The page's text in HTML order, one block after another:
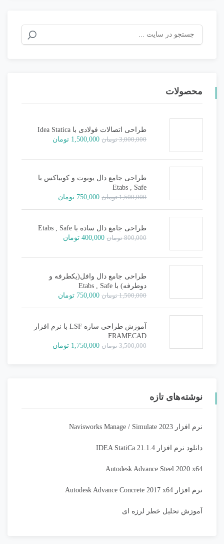
برای:
محصولات
طراحی اتصالات فولادی با Idea Statica
3,000,000 تومان قیمت
3,000,000 تومان
1,500,000 تومانقیمت
1,500,000 تومان.
طراحی جامع دال یوبوت و کوبیاکس با
Etabs , Safe
1,500,000 تومان قیمت
بود.
750,000 تومانقیمت
طراحی جامع دال ساده با Etabs , Safe
800,000 تومان قیمت
800,000 تومان
400,000 تومانقیمت
400,000 تومان.
طراحی جامع دال وافل(یکطرفه و
دوطرفه) با Etabs , Safe
1,500,000 تومان قیمت
بود.
750,000 تومانقیمت
آموزش طراحی سازه LSF با نرم افزار
FRAMECAD
3,500,000 تومان قیمت
1,750,000 تومانقیمت
نوشته‌های تازه
نرم افزار Navisworks Manage / Simulate 2023
دانلود نرم افزار IDEA StatiCa 21.1.4
Autodesk Advance Steel 2020 x64
نرم افزار Autodesk Advance Concrete 2017 x64
آموزش تحلیل خطر لرزه ای